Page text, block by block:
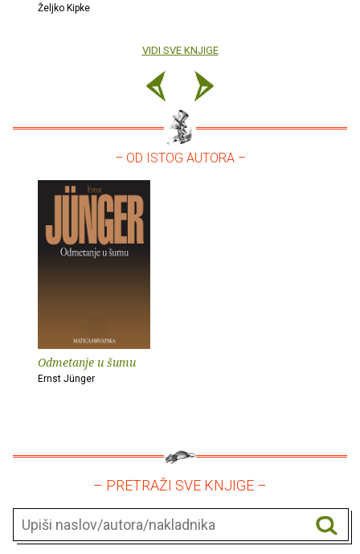
Željko Kipke
VIDI SVE KNJIGE
– OD ISTOG AUTORA –
Odmetanje u šumu
Ernst Jünger
– PRETRAŽI SVE KNJIGE –